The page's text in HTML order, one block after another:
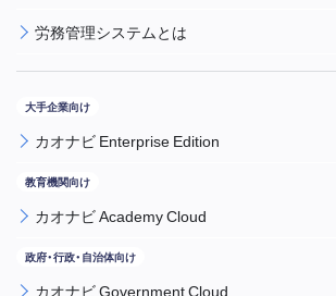
労務管理システムとは
カオナビ Enterprise Edition
カオナビ Academy Cloud
カオナビ Government Cloud